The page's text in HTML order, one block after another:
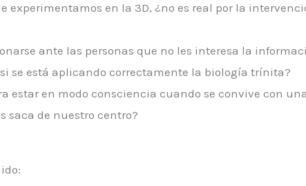
experimentamos en la 3D, ¿no es real por la
ante las personas que no les interesa la
si se está aplicando correctamente la biología trínita?
estar en modo consciencia cuando se convive con
saca de nuestro centro?